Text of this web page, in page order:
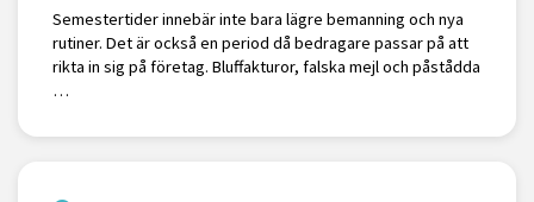
Semestertider innebär inte bara lägre bemanning och nya
rutiner. Det är också en period då bedragare passar på att
rikta in sig på företag. Bluffakturor, falska mejl och påstådda
…